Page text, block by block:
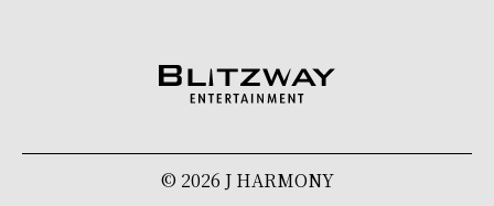
© 2026 J HARMONY